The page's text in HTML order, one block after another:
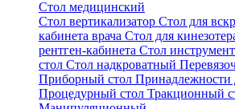
Стол медицинский
Стол вертикализатор Стол для
кабинета врача Стол для
рентген-кабинета Стол
стол Стол надкроватный
Приборный стол Принадлежности
Процедурный стол Тракционный